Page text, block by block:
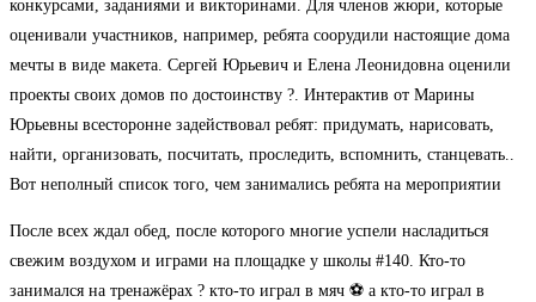
конкурсами, заданиями и викторинами. Для членов жюри, которые
оценивали участников, например, ребята соорудили настоящие дома
мечты в виде макета. Сергей Юрьевич и Елена Леонидовна оценили
проекты своих домов по достоинству ?. Интерактив от Марины
Юрьевны всесторонне задействовал ребят: придумать, нарисовать,
найти, организовать, посчитать, проследить, вспомнить, станцевать..
Вот неполный список того, чем занимались ребята на мероприятии
После всех ждал обед, после которого многие успели насладиться
свежим воздухом и играми на площадке у школы #140. Кто-то
занимался на тренажёрах ? кто-то играл в мяч ⚽ а кто-то играл в